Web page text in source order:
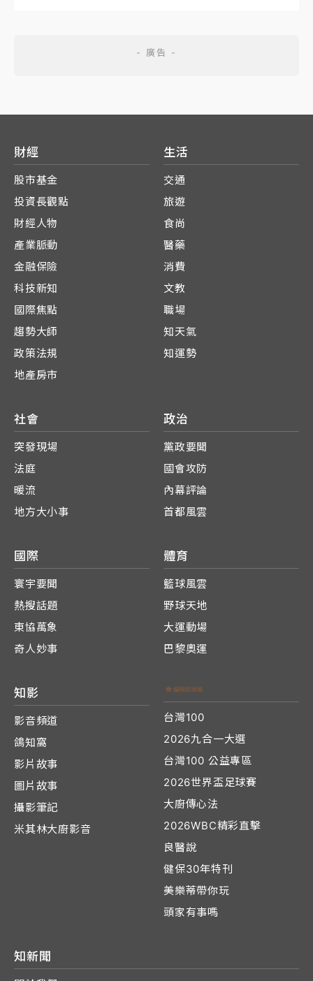
財經
股市基金
投資長觀點
財經人物
產業脈動
金融保險
科技新知
國際焦點
趨勢大師
政策法規
地產房市
生活
交通
旅遊
食尚
醫藥
消費
文教
職場
知天氣
知運勢
社會
突發現場
法庭
暖流
地方大小事
政治
黨政要聞
國會攻防
內幕評論
首都風雲
國際
寰宇要聞
熱搜話題
東協萬象
奇人妙事
體育
籃球風雲
野球天地
大運動場
巴黎奧運
知影
影音頻道
鴿知窩
影片故事
圖片故事
攝影筆記
米其林大廚影音
台灣100
2026九合一大選
台灣100 公益專區
2026世界盃足球賽
大廚傳心法
2026WBC精彩直擊
良醫說
健保30年特刊
美樂蒂帶你玩
頭家有事嗎
知新聞